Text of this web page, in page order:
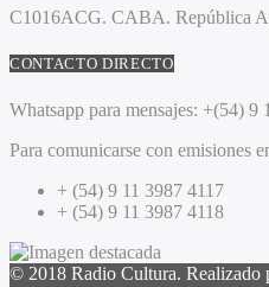
C1016ACG. CABA. República
CONTACTO DIRECTO
Whatsapp para mensajes: +(54) 9
Para comunicarse con emisiones
+ (54) 9 11 3987 4117
+ (54) 9 11 3987 4118
© 2018 Radio Cultura. Realizado